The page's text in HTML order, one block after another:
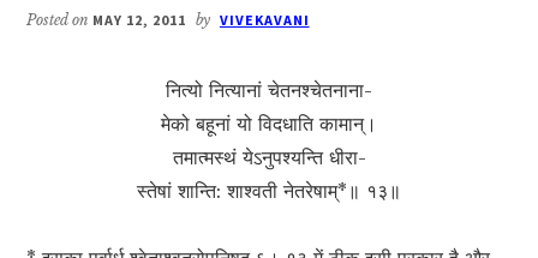
Posted on MAY 12, 2011 by VIVEKAVANI
नित्यो नित्यानां चेतनश्चेतनाना-
मेको बहूनां यो विदधाति कामान्।
तमात्मस्थं येऽनुपश्यन्ति धीरा-
स्तेषां शान्ति: शाश्वती नेतरेषाम्*॥ १३॥